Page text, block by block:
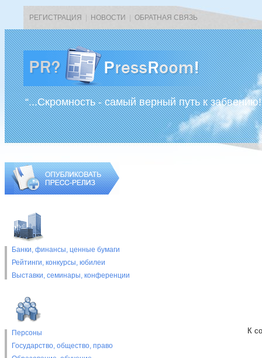
РЕГИСТРАЦИЯ НОВОСТИ ОБРАТНАЯ СВЯЗЬ
“...Скромность - самый верный путь к
Банки, финансы, ценные бумаги
Рейтинги, конкурсы, юбилеи
Выставки, cеминары, конференции
Персоны
Государство, общество, право
К